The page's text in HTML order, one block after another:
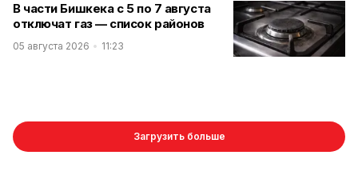
В части Бишкека с 5 по 7 августа
отключат газ — список районов
05 августа 2026 11:23
Загрузить больше